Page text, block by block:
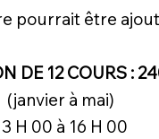
pourrait être
DE 12 COURS :
(janvier à mai)
H 00 à 16 H 00